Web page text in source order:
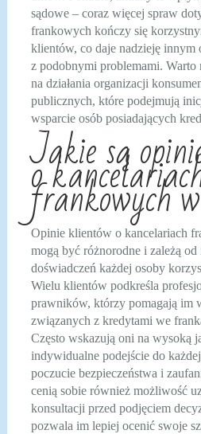
sądowe – coraz więcej spraw
frankowych kończy się
klientów, co daje nadzieję innym
z podobnymi problemami.
na działania organizacji
publicznych, które podejmują
wsparcie osób posiadających
Jakie są
o
frankowych
Opinie klientów o kancelariach
mogą być różnorodne i zależą
doświadczeń każdej osoby
Wielu klientów podkreśla
prawników, którzy pomagają im
związanych z kredytami we
Często wskazują oni na wysoką
indywidualne podejście do
poczucie bezpieczeństwa i
cenią sobie również możliwość
konsultacji przed podjęciem
pozwala im lepiej ocenić swoje